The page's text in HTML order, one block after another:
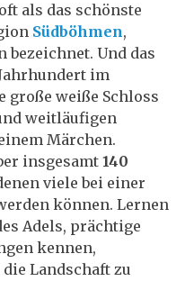
als das schönste
Südböhmen,
bezeichnet. Und das
im
große weiße Schloss
weitläufigen
Märchen.
insgesamt140
viele bei einer
können. Lernen
Adels, prächtige
kennen,
Landschaft zu